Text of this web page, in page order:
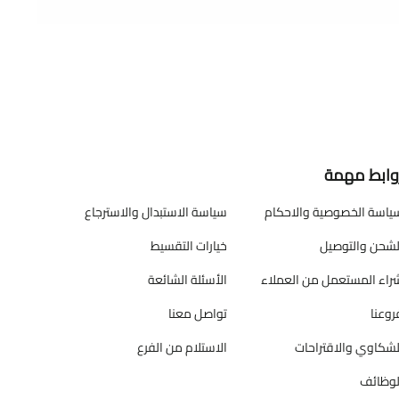
مهمة
الخصوصية والاحكام
سياسة الاستبدال والاسترجاع
والتوصيل
خيارات التقسيط
المستعمل من العملاء
الأسئلة الشائعة
تواصل معنا
والاقتراحات
الاستلام من الفرع